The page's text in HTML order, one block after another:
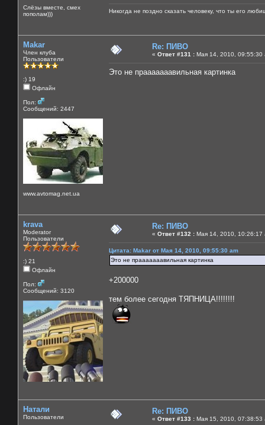
Слёзы вместе, смех
пополам)))
Никогда не поздно сказать человеку, что ты его
Makar
Член клуба
Пользователи
:) 19
Офлайн
Пол:
Сообщений: 2447
www.avtomag.net.ua
Re: ПИВО
« Ответ #131 : Мая 14, 2010, 09:55:30
Это не прааааааавильная картинка
krava
Moderator
Пользователи
:) 21
Офлайн
Пол:
Сообщений: 3120
Re: ПИВО
« Ответ #132 : Мая 14, 2010, 10:26:17
Цитата: Makar от Мая 14, 2010, 09:55:30 am
Это не прааааааавильная картинка
+200000
тем более сегодня ТЯПНИЦА!!!!!!!!
Натали
Пользователи
Re: ПИВО
« Ответ #133 : Мая 15, 2010, 07:38:53